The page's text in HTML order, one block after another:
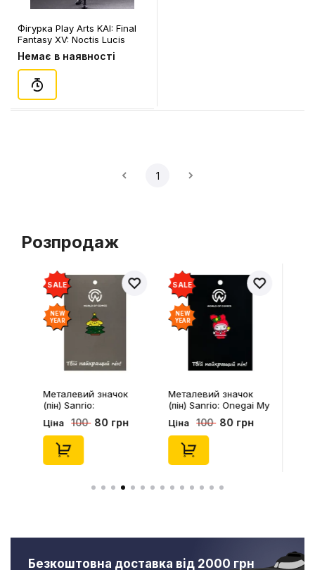
Фігурка Play Arts KAI: Final
Fantasy XV: Noctis Lucis
Caelum , (44287)
Немає в наявності
1
Розпродаж
SALE
NEW
YEAR
Металевий значок
(пін) Sanrio:
Pompompurin On
Christmass Tree,
(14541)
Ціна 100 80 грн
SALE
NEW
YEAR
Металевий значок
(пін) Sanrio: Onegai My
Melody: Christmas My
Melody, (14543)
Ціна 100 80 грн
Безкоштовна доставка від 2000 грн